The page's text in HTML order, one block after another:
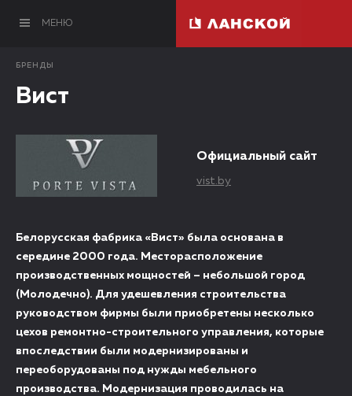
МЕНЮ
БРЕНДЫ
Вист
Официальный сайт
vist.by
Белорусская фабрика «Вист» была основана в
середине 2000 года. Месторасположение
производственных мощностей – небольшой город
(Молодечно). Для удешевления строительства
руководством фирмы были приобретены несколько
цехов ремонтно-строительного управления, которые
впоследствии были модернизированы и
переоборудованы под нужды мебельного
производства. Модернизация проводилась на